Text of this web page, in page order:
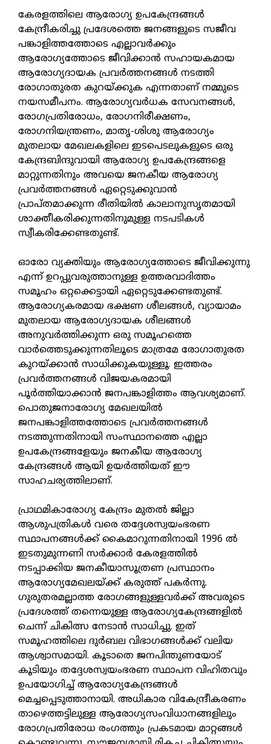
കേരളത്തിലെ ആരോഗ്യ ഉപകേന്ദ്രങ്ങള്‍
കേന്ദ്രീകരിച്ചു പ്രദേശത്തെ ജനങ്ങളുടെ സജീവ
പങ്കാളിത്തത്തോടെ എല്ലാവര്‍ക്കും
ആരോഗ്യത്തോടെ ജീവിക്കാന്‍ സഹായകമായ
ആരോഗ്യദായക പ്രവര്‍ത്തനങ്ങള്‍ നടത്തി
രോഗാതുരത കുറയ്ക്കുക എന്നതാണ് നമ്മുടെ
നയസമീപനം. ആരോഗ്യവര്‍ധക സേവനങ്ങള്‍,
രോഗപ്രതിരോധം, രോഗനിരീക്ഷണം,
രോഗനിയന്ത്രണം, മാതൃ-ശിശു ആരോഗ്യം
മുതലായ മേഖലകളിലെ ഇടപെടലുകളുടെ ഒരു
കേന്ദ്രബിന്ദുവായി ആരോഗ്യ ഉപകേന്ദ്രങ്ങളെ
മാറ്റുന്നതിനും അവയെ ജനകീയ ആരോഗ്യ
പ്രവര്‍ത്തനങ്ങള്‍ ഏറ്റെടുക്കുവാന്‍
പ്രാപ്തമാക്കുന്ന രീതിയില്‍ കാലാനുസൃതമായി
ശാക്തീകരിക്കുന്നതിനുമുള്ള നടപടികള്‍
സ്വീകരിക്കേണ്ടതുണ്ട്.
ഓരോ വ്യക്തിയും ആരോഗ്യത്തോടെ ജീവിക്കുന്നു
എന്ന് ഉറപ്പുവരുത്താനുള്ള ഉത്തരവാദിത്തം
സമൂഹം ഒറ്റക്കെട്ടായി ഏറ്റെടുക്കേണ്ടതുണ്ട്.
ആരോഗ്യകരമായ ഭക്ഷണ ശീലങ്ങള്‍, വ്യായാമം
മുതലായ ആരോഗ്യദായക ശീലങ്ങള്‍
അനുവര്‍ത്തിക്കുന്ന ഒരു സമൂഹത്തെ
വാര്‍ത്തെടുക്കുന്നതിലൂടെ മാത്രമേ രോഗാതുരത
കുറയ്ക്കാന്‍ സാധിക്കുകയുള്ളൂ. ഇത്തരം
പ്രവര്‍ത്തനങ്ങള്‍ വിജയകരമായി
പൂര്‍ത്തിയാക്കാന്‍ ജനപങ്കാളിത്തം ആവശ്യമാണ്.
പൊതുജനാരോഗ്യ മേഖലയില്‍
ജനപങ്കാളിത്തത്തോടെ പ്രവര്‍ത്തനങ്ങള്‍
നടത്തുന്നതിനായി സംസ്ഥാനത്തെ എല്ലാ
ഉപകേന്ദ്രങ്ങളേയും ജനകീയ ആരോഗ്യ
കേന്ദ്രങ്ങള്‍ ആയി ഉയര്‍ത്തിയത് ഈ
സാഹചര്യത്തിലാണ്.
പ്രാഥമികാരോഗ്യ കേന്ദ്രം മുതല്‍ ജില്ലാ
ആശുപത്രികള്‍ വരെ തദ്ദേശസ്വയംഭരണ
സ്ഥാപനങ്ങള്‍ക്ക് കൈമാറുന്നതിനായി 1996 ല്‍
ഇടതുമുന്നണി സര്‍ക്കാര്‍ കേരളത്തില്‍
നടപ്പാക്കിയ ജനകീയാസൂത്രണ പ്രസ്ഥാനം
ആരോഗ്യമേഖലയ്ക്ക് കരുത്ത് പകര്‍ന്നു.
ഗുരുതരമല്ലാത്ത രോഗങ്ങളുള്ളവര്‍ക്ക് അവരുടെ
പ്രദേശത്ത് തന്നെയുള്ള ആരോഗ്യകേന്ദ്രങ്ങളില്‍
ചെന്ന് ചികിത്സ നേടാന്‍ സാധിച്ചു. ഇത്
സമൂഹത്തിലെ ദുര്‍ബല വിഭാഗങ്ങള്‍ക്ക് വലിയ
ആശ്വാസമായി. കൂടാതെ ജനപിന്തുണയോട്
കൂടിയും തദ്ദേശസ്വയംഭരണ സ്ഥാപന വിഹിതവും
ഉപയോഗിച്ച് ആരോഗ്യകേന്ദ്രങ്ങള്‍
മെച്ചപ്പെടുത്താനായി. അധികാര വികേന്ദ്രീകരണം
താഴെത്തട്ടിലുള്ള ആരോഗ്യസംവിധാനങ്ങളിലും
രോഗപ്രതിരോധ രംഗത്തും പ്രകടമായ മാറ്റങ്ങള്‍